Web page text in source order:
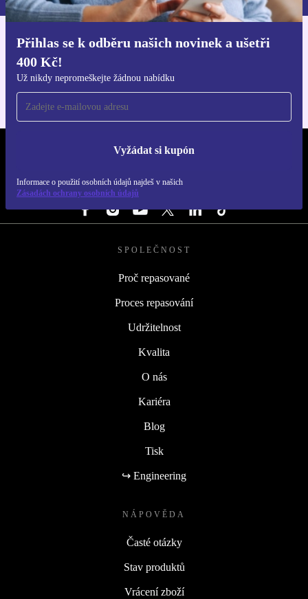
Přihlas se k odběru našich novinek a ušetři
400 Kč!
Už nikdy nepromeškejte žádnou nabídku
Vyžádat si kupón
Informace o použití osobních údajů najdeš v našich
Zásadách ochrany osobních údajů
Stáhni si aplikaci refurbed
REFURBED ČESKO - RETHINK NEW.
SLEDUJ NÁS
SPOLEČNOST
Proč repasované
Proces repasování
Udržitelnost
Kvalita
O nás
Kariéra
Blog
Tisk
↪ Engineering
NÁPOVĚDA
Časté otázky
Stav produktů
Vrácení zboží